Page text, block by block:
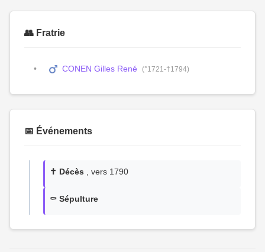
👥 Fratrie
CONEN Gilles René (°1721-†1794)
📅 Événements
✝️ Décès , vers 1790
⚰️ Sépulture